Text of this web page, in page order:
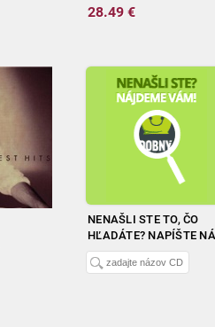
28.49 €
NENAŠLI STE TO, ČO
HĽADÁTE? NAPÍŠTE